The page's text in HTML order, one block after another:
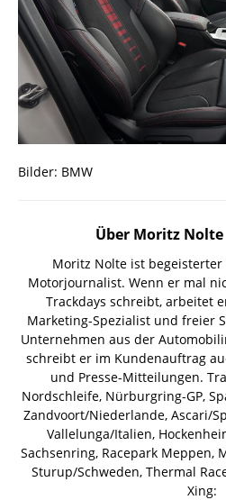
Bilder: BMW
Über Moritz Nolte
Moritz Nolte ist begeisterter
Motorjournalist. Wenn er mal
Trackdays schreibt, arbeitet
Marketing-Spezialist und freier
Unternehmen aus der
schreibt er im Kundenauftrag
und Presse-Mitteilungen.
Nordschleife, Nürburgring-GP,
Zandvoort/Niederlande, Ascari/
Vallelunga/Italien,
Sachsenring, Racepark Meppen,
Sturup/Schweden, Thermal
Xing: